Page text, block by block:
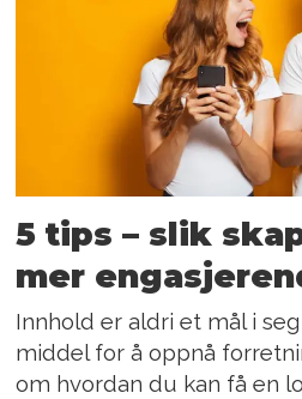
5 tips – slik
mer
Innhold er aldri et mål i
middel for å oppnå
om hvordan du kan få en